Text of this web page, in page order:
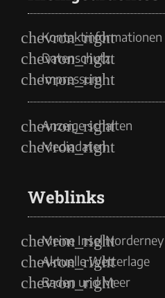
Kontaktinformationen
Datenschutz
Impressum
Anzeige schalten
Mediadaten
Weblinks
Meine Insel Norderney
Aktuelle Wetterlage
Baden und Meer